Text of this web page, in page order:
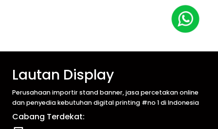
Lautan Display
Perusahaan importir stand banner, jasa percetakan online
dan penyedia kebutuhan digital printing #no 1 di Indonesia
Cabang Terdekat: